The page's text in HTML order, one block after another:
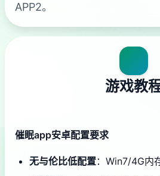
APP2。
游戏教
催眠app安卓配置要求
​无与伦比低配置​：Win7/4G内